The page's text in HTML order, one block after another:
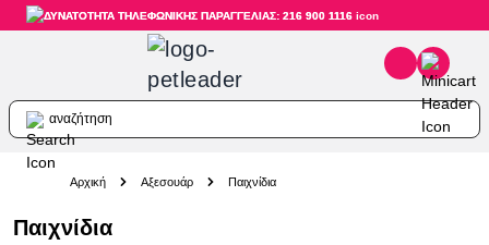
ΔΥΝΑΤΟΤΗΤΑ ΤΗΛΕΦΩΝΙΚΗΣ ΠΑΡΑΓΓΕΛΙΑΣ: 216 900 1116
Skip to Content
αναζήτηση
Αρχική Αξεσουάρ Παιχνίδια
Παιχνίδια